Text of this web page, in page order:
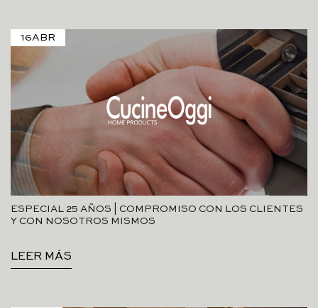
ESPECIAL 25 AÑOS | COMPROMISO CON LOS CLIENTES
Y CON NOSOTROS MISMOS
LEER MÁS
16ABR